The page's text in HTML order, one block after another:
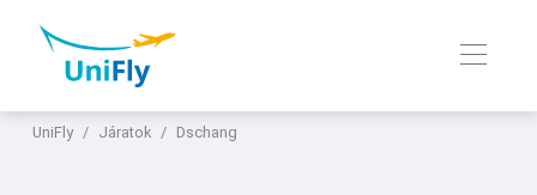
UniFly Járatok Dschang